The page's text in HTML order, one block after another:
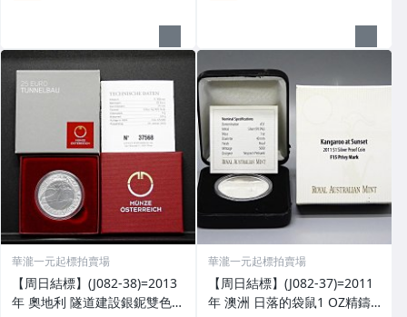
華瀧一元起標拍賣場
【周日結標】(J082-38)=2013
年 奧地利 隧道建設銀鈮雙色幣
華瀧一元起標拍賣場
【周日結標】(J082-37)=2011
年 澳洲 日落的袋鼠1 OZ精鑄